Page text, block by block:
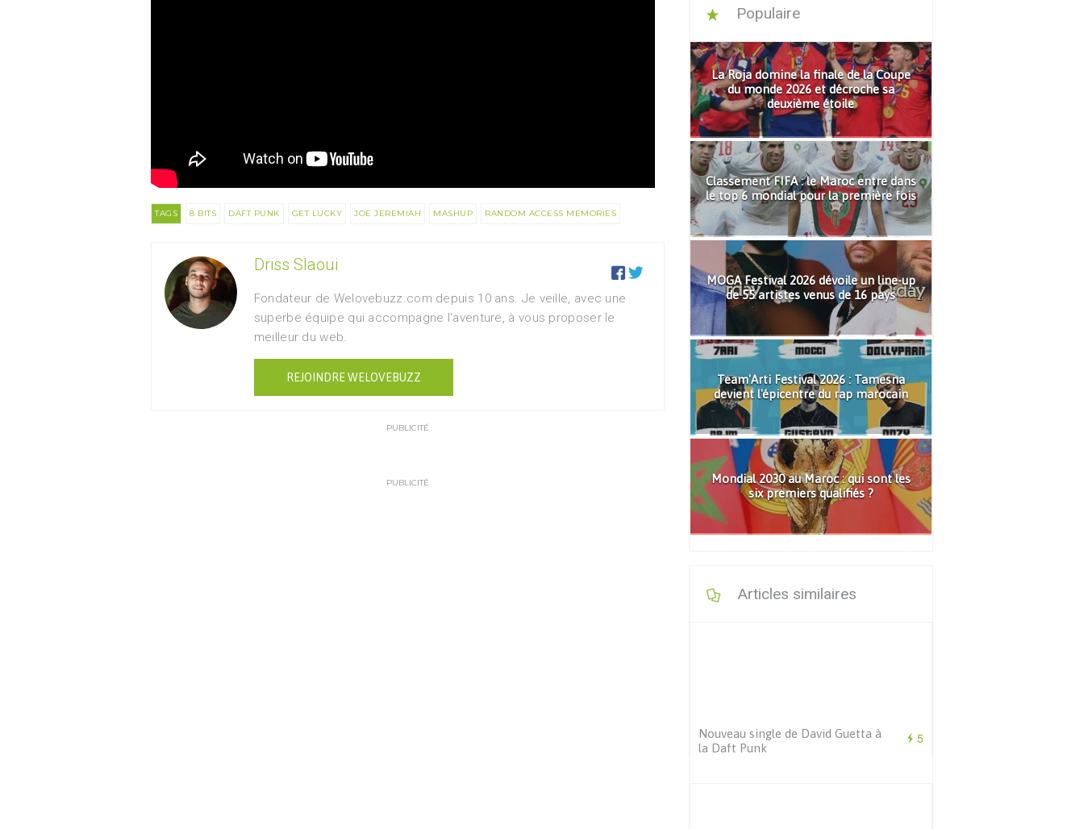
TAGS 8 BITS DAFT PUNK GET LUCKY JOE JEREMIAH MASHUP RANDOM ACCESS MEMORIES
Driss Slaoui 

Fondateur de Welovebuzz.com depuis 10 ans. Je veille, avec une
superbe équipe qui accompagne l'aventure, à vous proposer le
meilleur du web.
REJOINDRE WELOVEBUZZ
PUBLICITÉ
PUBLICITÉ
Populaire
La Roja domine la finale de la Coupe
du monde 2026 et décroche sa
deuxième étoile
Classement FIFA : le Maroc entre dans
le top 6 mondial pour la première fois
MOGA Festival 2026 dévoile un line-up
de 55 artistes venus de 16 pays
Team'Arti Festival 2026 : Tamesna
devient l'épicentre du rap marocain
Mondial 2030 au Maroc : qui sont les
six premiers qualifiés ?
Articles similaires
5
Nouveau single de David Guetta à
la Daft Punk